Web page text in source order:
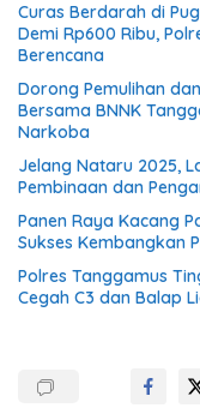
Curas Berdarah di
Demi Rp600 Ribu,
Berencana
Dorong Pemulihan
Bersama BNNK
Narkoba
Jelang Nataru 2025,
Pembinaan dan
Panen Raya Kacang
Sukses Kembangkan
Polres Tanggamus
Cegah C3 dan Balap